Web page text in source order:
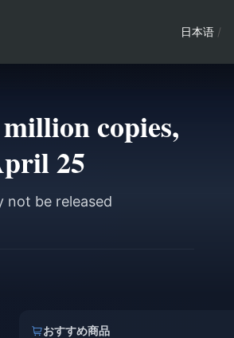
日本语 /
copies,
25
not be released
おすすめ商品